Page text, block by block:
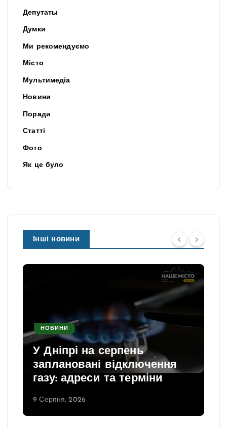
Депутаты
Думки
Ми рекомендуємо
Місто
Мультимедіа
Новини
Поради
Статті
Фото
Як це було
Інші новини
НОВИНИ
У Дніпрі на серпень
заплановані відключення
газу: адреси та терміни
9 Серпня, 2026